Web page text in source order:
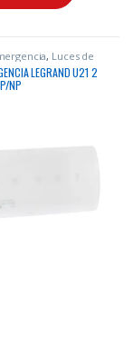
, Luces de
LEGRAND U21 2
NP